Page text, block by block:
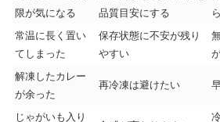
限が気になる
品質目安にする
常温に長く置い
てしまった
保存状態に不安が残り
やすい
解凍したカレー
が余った
再冷凍は避けたい
じゃがいも入り